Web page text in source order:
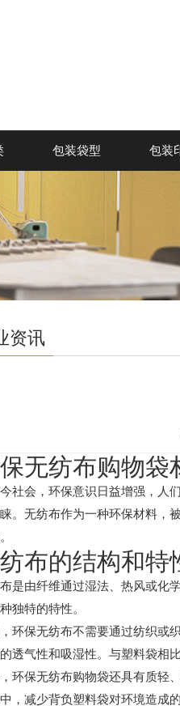
包装袋型 包装
资讯
无纺布购物袋
社会，环保意识日益增强，人
。无纺布作为一种环保材料，
布的结构和特
是由纤维通过湿法、热风或化
独特的特性。
环保无纺布不需要通过纺织或
透气性和吸湿性。与塑料袋相
环保无纺布购物袋还具有质轻
，减少背负塑料袋对环境造成的